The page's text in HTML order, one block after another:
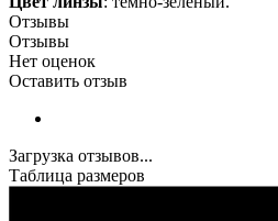
Отзывы
Отзывы
Нет оценок
Оставить отзыв
Загрузка отзывов...
Таблица размеров